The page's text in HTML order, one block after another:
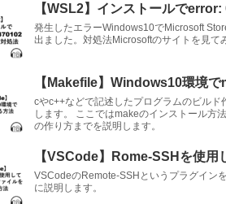
【WSL2】インストールで
発生したエラーWindows10でMicrosoft
出ました。対処法Microsoftのサイトを見て
【Makefile】Windows10環境
cやc++などで記述したプログラムのビル
します。 ここではmakeのインストール方
の作り方までを説明します。
【VSCode】Rome-SSHを使
VSCodeのRemote-SSHというプラグイン
に説明します。